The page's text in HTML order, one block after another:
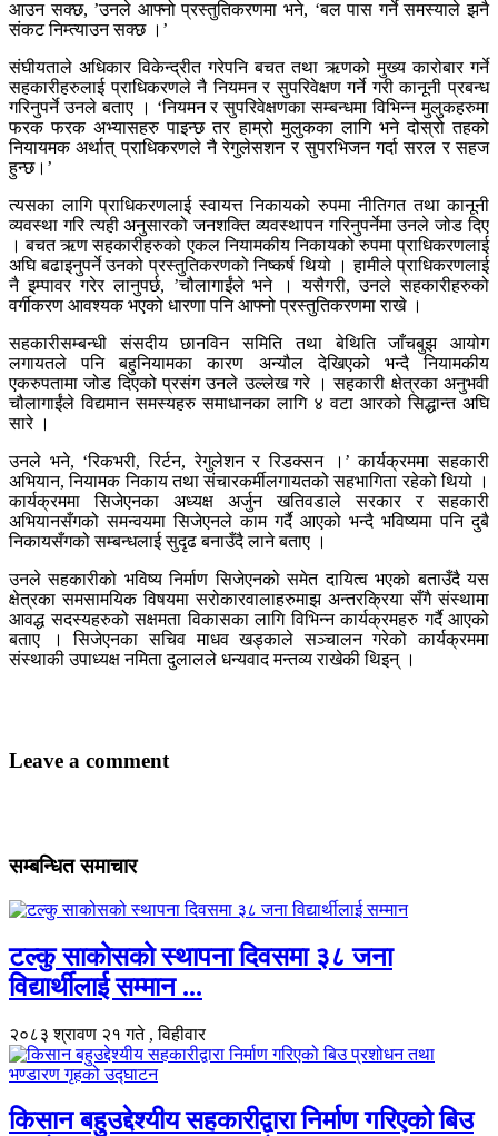
आउन सक्छ, ’उनले आफ्नो प्रस्तुतिकरणमा भने, ‘बल पास गर्ने समस्याले झनै
संकट निम्त्याउन सक्छ ।’
संघीयताले अधिकार विकेन्द्रीत गरेपनि बचत तथा ऋणको मुख्य कारोबार गर्ने
सहकारीहरुलाई प्राधिकरणले नै नियमन र सुपरिवेक्षण गर्ने गरी कानूनी प्रबन्ध
गरिनुपर्ने उनले बताए । ‘नियमन र सुपरिवेक्षणका सम्बन्धमा विभिन्न मुलुकहरुमा
फरक फरक अभ्यासहरु पाइन्छ तर हाम्रो मुलुकका लागि भने दोस्रो तहको
नियायमक अर्थात् प्राधिकरणले नै रेगुलेसशन र सुपरभिजन गर्दा सरल र सहज
हुन्छ।’
त्यसका लागि प्राधिकरणलाई स्वायत्त निकायको रुपमा नीतिगत तथा कानूनी
व्यवस्था गरि त्यही अनुसारको जनशक्ति व्यवस्थापन गरिनुपर्नेमा उनले जोड दिए
। बचत ऋण सहकारीहरुको एकल नियामकीय निकायको रुपमा प्राधिकरणलाई
अघि बढाइनुपर्ने उनको प्रस्तुतिकरणको निष्कर्ष थियो । हामीले प्राधिकरणलाई
नै इम्पावर गरेर लानुपर्छ, ’चौलागाईंले भने । यसैगरी, उनले सहकारीहरुको
वर्गीकरण आवश्यक भएको धारणा पनि आफ्नो प्रस्तुतिकरणमा राखे ।
सहकारीसम्बन्धी संसदीय छानविन समिति तथा बेथिति जाँचबुझ आयोग
लगायतले पनि बहुनियामका कारण अन्यौल देखिएको भन्दै नियामकीय
एकरुपतामा जोड दिएको प्रसंग उनले उल्लेख गरे । सहकारी क्षेत्रका अनुभवी
चौलागाईंले विद्यमान समस्यहरु समाधानका लागि ४ वटा आरको सिद्धान्त अघि
सारे ।
उनले भने, ‘रिकभरी, रिर्टन, रेगुलेशन र रिडक्सन ।’ कार्यक्रममा सहकारी
अभियान, नियामक निकाय तथा संचारकर्मीलगायतको सहभागिता रहेको थियो ।
कार्यक्रममा सिजेएनका अध्यक्ष अर्जुन खतिवडाले सरकार र सहकारी
अभियानसँगको समन्वयमा सिजेएनले काम गर्दै आएको भन्दै भविष्यमा पनि दुबै
निकायसँगको सम्बन्धलाई सुदृढ बनाउँदै लाने बताए ।
उनले सहकारीको भविष्य निर्माण सिजेएनको समेत दायित्व भएको बताउँदै यस
क्षेत्रका समसामयिक विषयमा सरोकारवालाहरुमाझ अन्तरक्रिया सँगै संस्थामा
आवद्ध सदस्यहरुको सक्षमता विकासका लागि विभिन्न कार्यक्रमहरु गर्दै आएको
बताए । सिजेएनका सचिव माधव खड्काले सञ्चालन गरेको कार्यक्रममा
संस्थाकी उपाध्यक्ष नमिता दुलालले धन्यवाद मन्तव्य राखेकी थिइन् ।
Leave a comment
सम्बन्धित समाचार
टल्कु साकोसको स्थापना दिवसमा ३८ जना
विद्यार्थीलाई सम्मान ...
२०८३ श्रावण २१ गते , विहीवार
किसान बहुउद्देश्यीय सहकारीद्वारा निर्माण गरिएको बिउ